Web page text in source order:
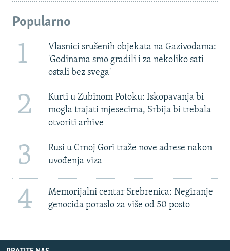
Popularno
1
Vlasnici srušenih objekata na Gazivodama:
'Godinama smo gradili i za nekoliko sati
ostali bez svega'
2
Kurti u Zubinom Potoku: Iskopavanja bi
mogla trajati mjesecima, Srbija bi trebala
otvoriti arhive
3
Rusi u Crnoj Gori traže nove adrese nakon
uvođenja viza
4
Memorijalni centar Srebrenica: Negiranje
genocida poraslo za više od 50 posto